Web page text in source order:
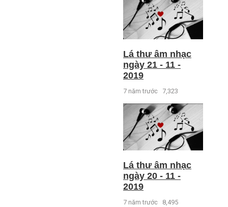
Lá thư âm nhạc
ngày 21 - 11 -
2019
7 năm trước 7,323
Lá thư âm nhạc
ngày 20 - 11 -
2019
7 năm trước 8,495